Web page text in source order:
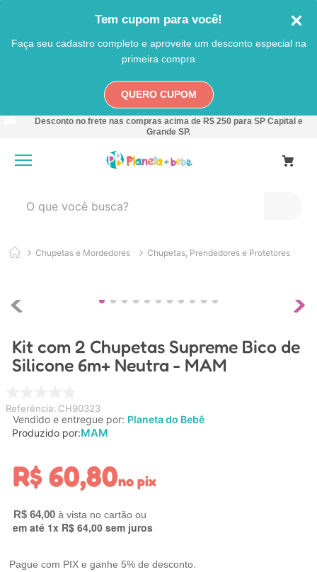
Tem cupom para você!
Faça seu cadastro completo e aproveite um desconto especial na
primeira compra
QUERO CUPOM
Desconto no frete nas compras acima de R$ 250 para SP Capital e
Grande SP.
Chupetas e Mordedores Chupetas, Prendedores e Protetores
Kit com 2 Chupetas Supreme Bico de
Silicone 6m+ Neutra - MAM
Referência: CH90323
Vendido e entregue por: Planeta do Bebê
Produzido por:MAM
R$ 60,80no pix
R$ 64,00
em até 1x R$ 64,00 sem juros
Pague com PIX e ganhe 5% de desconto.
1 º
carro
5
carrinho
7º
carrinho bebe
8º
mamadeira
10º brinquedo banho